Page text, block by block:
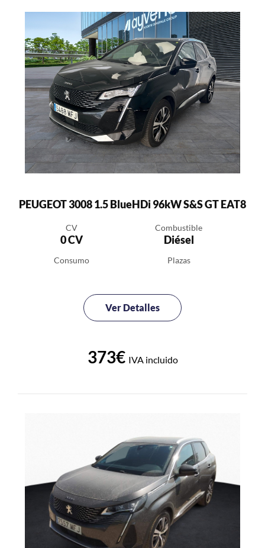
PEUGEOT 3008 1.5 BlueHDi 96kW S&S GT EAT8
CV
0 CV
Combustible
Diésel
Consumo Plazas
Ver Detalles
373€ IVA incluido